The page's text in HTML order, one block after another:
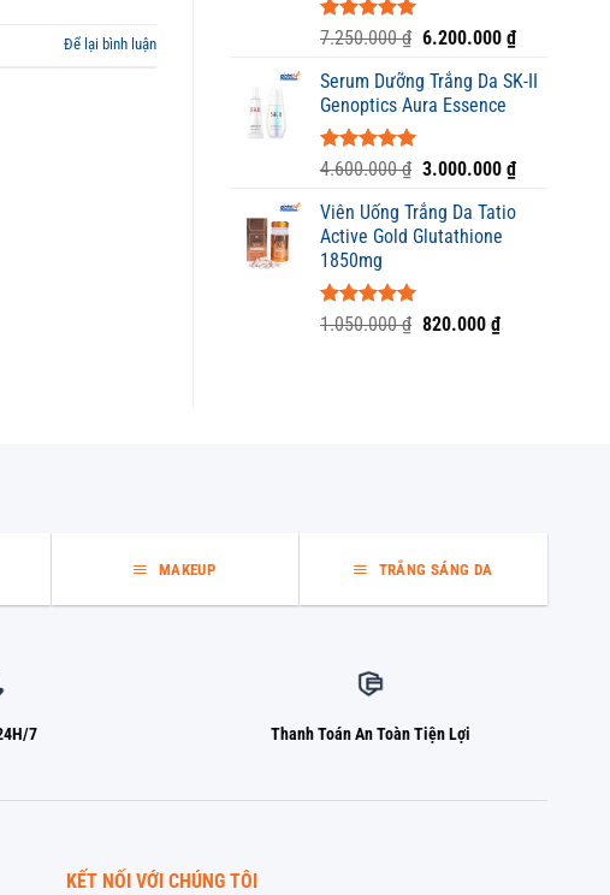
Để lại bình luận
Được xếp
5 sao
7.250.000₫ Giá
là:
7.250.000 ₫.
6.200.000 ₫Giá
tại
Serum Dưỡng Trắng Da SK-II
Genoptics Aura Essence
Được xếp
5 sao
4.600.000₫ Giá
là:
4.600.000 ₫.
3.000.000 ₫Giá
tại
Viên Uống Trắng Da Tatio
Active Gold Glutathione
1850mg
Được xếp
1.050.000₫ Giá
820.000 ₫Giá
MAKEUP TRẮNG SÁNG DA
7 Thanh Toán An Toàn Tiện Lợi
KẾT NỐI VỚI CHÚNG TÔI